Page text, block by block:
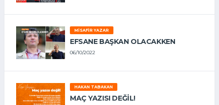
MISAFIR YAZAR
EFSANE BAŞKAN OLACAKKEN
06/10/2022
HAKAN TABAKAN
MAÇ YAZISI DEĞİL!